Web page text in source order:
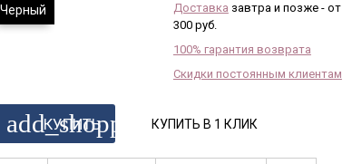
Черный
Доставка завтра и позже - от
300 руб.
100% гарантия возврата
Скидки постоянным клиентам
add_shopping_cart
КУПИТЬ КУПИТЬ В 1 КЛИК